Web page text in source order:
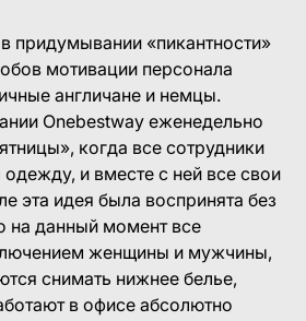
придумывании «пикантности»
мотивации персонала
англичане и немцы.
Onebestway еженедельно
когда все сотрудники
и вместе с ней все свои
эта идея была воспринята без
на данный момент все
женщины и мужчины,
снимать нижнее белье,
в офисе абсолютно